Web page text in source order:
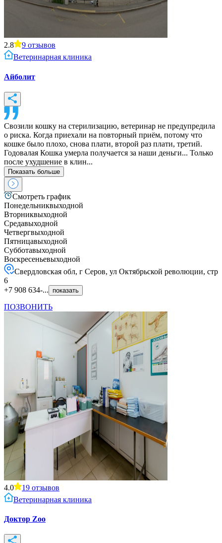
2.8 9 отзывов
Ветеринарная клиника
Айболит
Свозили кошку на стерилизацию, ветеринар не предупредила
о риска. Когда приехали на повторный приём, потому что
кошке было плохо, снова плати, второй раз плати, третий.
Годовалая Кошка умерла получается за наши деньги... Только
после ухудшение в клин...
Показать больше
Смотреть график
Понедельниквыходной
Вторниквыходной
Средавыходной
Четвергвыходной
Пятницавыходной
Субботавыходной
Воскресеньевыходной
Свердловская обл, г Серов, ул Октябрьской революции, стр
6
+7 908 634-...
показать
ПОЗВОНИТЬ
4.0 19 отзывов
Ветеринарная клиника
Доктор Zoo